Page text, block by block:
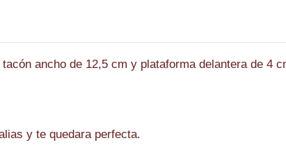
ancho de 12,5 cm y plataforma delantera de 4
y te quedara perfecta.